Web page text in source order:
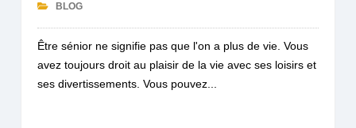
BLOG
Être sénior ne signifie pas que l'on a plus de vie. Vous
avez toujours droit au plaisir de la vie avec ses loisirs et
ses divertissements. Vous pouvez...